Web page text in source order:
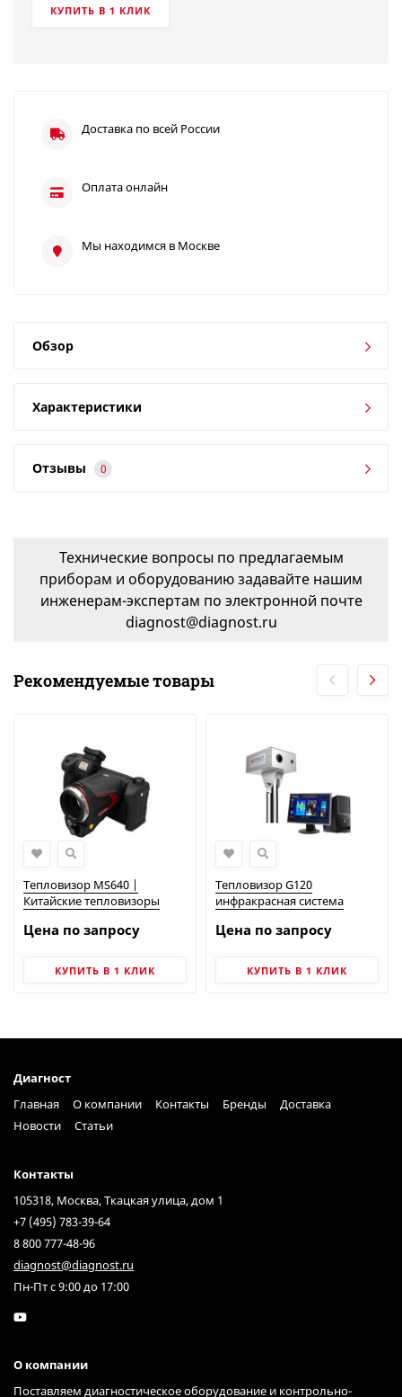
КУПИТЬ В 1 КЛИК
Доставка по всей России
Оплата онлайн
Мы находимся в Москве
Обзор
Характеристики
Отзывы 0
Технические вопросы по предлагаемым
приборам и оборудованию задавайте нашим
инженерам-экспертам по электронной почте
diagnost@diagnost.ru
Рекомендуемые товары
Тепловизор MS640 |
Китайские тепловизоры
Цена по запросу
КУПИТЬ В 1 КЛИК
Тепловизор G120
инфракрасная система
тела | Китайские
Цена по запросу
КУПИТЬ В 1 КЛИК
Диагност
Главная
О компании Контакты Бренды
Доставка
Новости
Статьи
Контакты
105318, Москва, Ткацкая улица, дом 1
+7 (495) 783-39-64
8 800 777-48-96
diagnost@diagnost.ru
Пн-Пт с 9:00 до 17:00
О компании
Поставляем диагностическое оборудование и контрольно-